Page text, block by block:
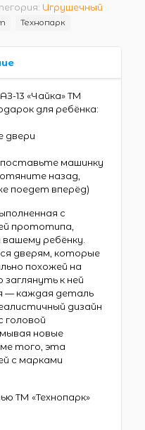
Игрушечный
Технопарк
13 «Чайка» ТМ
для ребёнка:
двери
машинку
назад,
поедет вперёд)
с
прототипа,
ребёнку.
дверям, которые
похожей на
к ней
— каждая деталь
дизайн
головой
новые
того, эта
с марками
ТМ «Технопарк»